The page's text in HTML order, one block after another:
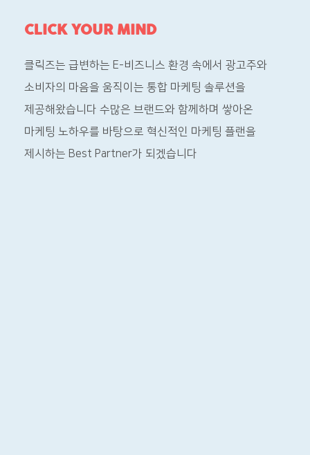
CLICK YOUR MIND
클릭즈는 급변하는 E-비즈니스 환경 속에서 광고주와
소비자의 마음을 움직이는 통합 마케팅 솔루션을
제공해왔습니다 수많은 브랜드와 함께하며 쌓아온
마케팅 노하우를 바탕으로 혁신적인 마케팅 플랜을
제시하는 Best Partner가 되겠습니다